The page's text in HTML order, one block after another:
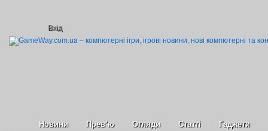
Вхід
Новини Прев’ю Огляди Статті Гаджети